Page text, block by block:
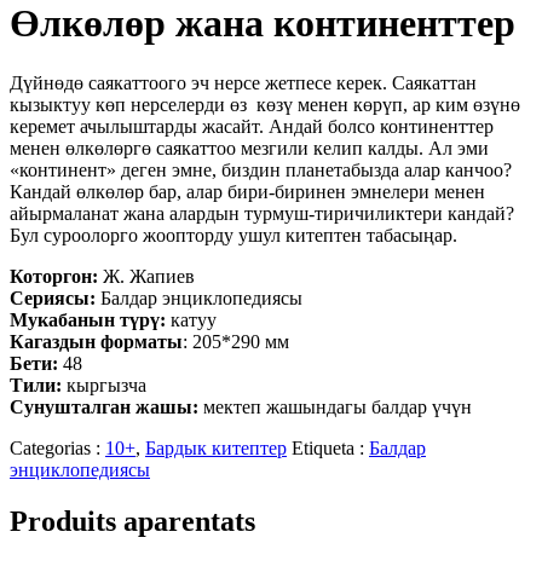
Өлкөлөр жана континенттер
Дүйнөдө саякаттоого эч нерсе жетпесе керек. Саякаттан
кызыктуу көп нерселерди өз көзү менен көрүп, ар ким өзүнө
керемет ачылыштарды жасайт. Андай болсо континенттер
менен өлкөлөргө саякаттоо мезгили келип калды. Ал эми
«континент» деген эмне, биздин планетабызда алар канчоо?
Кандай өлкөлөр бар, алар бири-биринен эмнелери менен
айырмаланат жана алардын турмуш-тиричиликтери кандай?
Бул суроолорго жоопторду ушул китептен табасыңар.
Которгон: Ж. Жапиев
Сериясы: Балдар энциклопедиясы
Мукабанын түрү: катуу
Кагаздын форматы: 205*290 мм
Бети: 48
Тили: кыргызча
Сунушталган жашы: мектеп жашындагы балдар үчүн
Categorias : 10+, Бардык китептер Etiqueta : Балдар
энциклопедиясы
Produits aparentats